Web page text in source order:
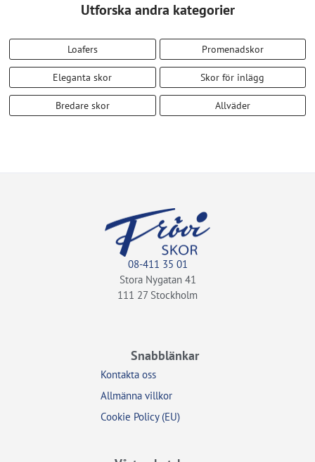
Utforska andra kategorier
Loafers Promenadskor
Eleganta skor Skor för inlägg
Bredare skor Allväder
08-411 35 01
Stora Nygatan 41
111 27 Stockholm
Snabblänkar
Kontakta oss
Allmänna villkor
Cookie Policy (EU)